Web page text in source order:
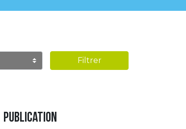
Filtrer
Publication